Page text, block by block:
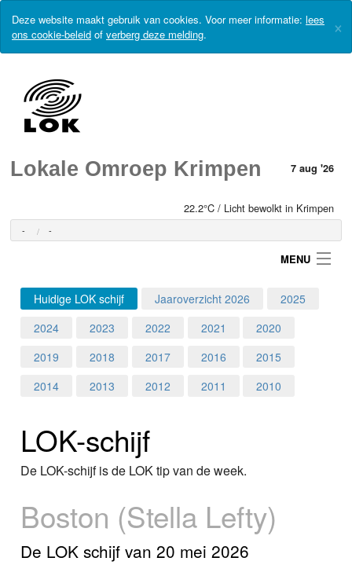
Deze website maakt gebruik van cookies. Voor meer informatie: lees
ons cookie-beleid of verberg deze melding. ×
Lokale Omroep Krimpen 7 aug '26
22.2°C / Licht bewolkt in Krimpen
- -
MENU
Login
Home
Programma's
Nieuws
Foto's
Video
Webcam
Huidige LOK schijf Jaaroverzicht 2026
2025
2024
2023 2022 2021
2020
2019
2018 2017 2016
2015
2014
2013 2012 2011 2010
LOK-schijf
De LOK-schijf is de LOK tip van de week.
Boston (Stella Lefty)
De LOK schijf van 20 mei 2026